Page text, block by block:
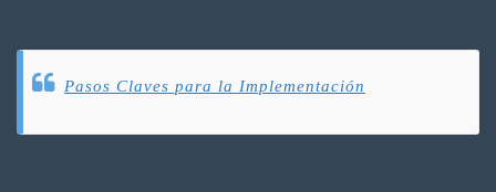
Pasos Claves para la Implementación